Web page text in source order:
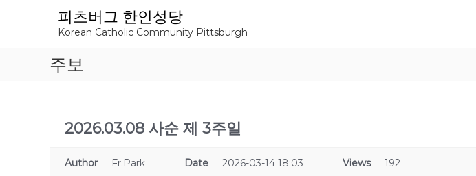
피츠버그 한인성당
Korean Catholic Community Pittsburgh
주보
2026.03.08 사순 제 3주일
Author Fr.Park Date 2026-03-14 18:03 Views 192